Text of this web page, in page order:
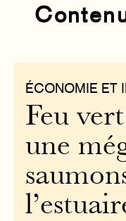
ÉCONOMIE ET
Feu
une